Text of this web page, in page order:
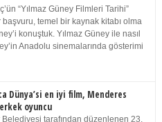
“Yılmaz Güney Filmleri Tarihi”
başvuru, temel bir kaynak kitabı olma
konuştuk. Yılmaz Güney ile nasıl
Anadolu sinemalarında gösterimi
Dünya’si en iyi film, Menderes
oyuncu
tarafından düzenlenen 23.